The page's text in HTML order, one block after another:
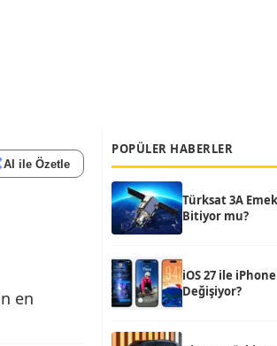
AI ile Özetle
en
POPÜLER HABERLER
Türksat 3A
Bitiyor mu?
iOS 27 ile
Değişiyor?